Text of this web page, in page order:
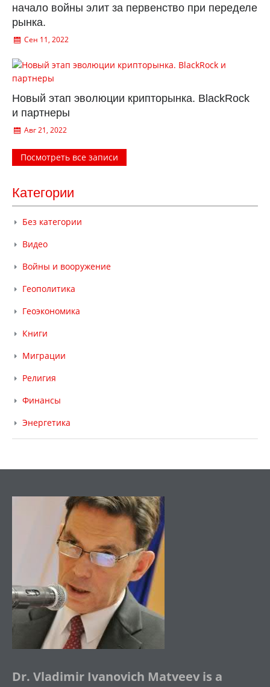
начало войны элит за первенство при переделе
рынка.
Сен 11, 2022
Новый этап эволюции крипторынка. BlackRock
и партнеры
Авг 21, 2022
Посмотреть все записи
Категории
Без категории
Видео
Войны и вооружение
Геополитика
Геоэкономика
Книги
Миграции
Религия
Финансы
Энергетика
Dr. Vladimir Ivanovich Matveev is a